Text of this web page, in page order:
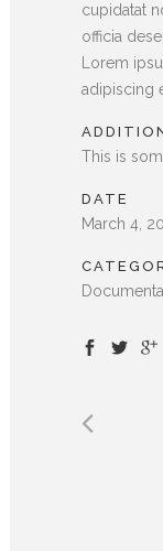
cupidatat
officia
Lorem
adipiscing
This is
DATE
March 4,